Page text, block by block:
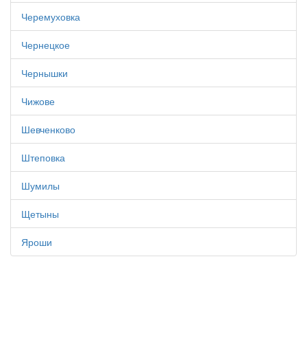
Черемуховка
Чернецкое
Чернышки
Чижове
Шевченково
Штеповка
Шумилы
Щетыны
Яроши